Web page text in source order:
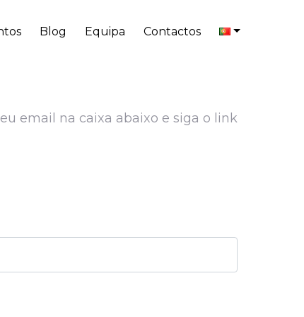
Blog Equipa Contactos
email na caixa abaixo e siga o link